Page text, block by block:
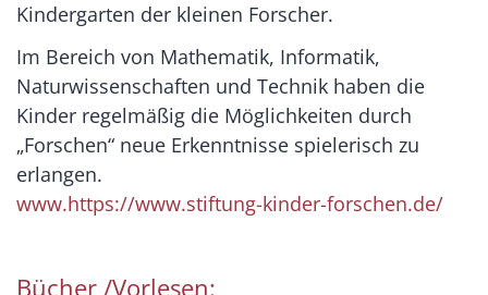
Kindergarten der kleinen Forscher.
Im Bereich von Mathematik, Informatik,
Naturwissenschaften und Technik haben die
Kinder regelmäßig die Möglichkeiten durch
„Forschen“ neue Erkenntnisse spielerisch zu
erlangen.
www.https://www.stiftung-kinder-forschen.de/
Bücher /Vorlesen: